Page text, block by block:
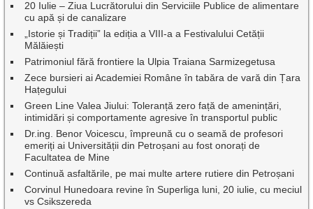
20 Iulie – Ziua Lucrătorului din Serviciile Publice de alimentare
cu apă și de canalizare
„Istorie și Tradiții” la ediția a VIII-a a Festivalului Cetății
Mălăiești
Patrimoniul fără frontiere la Ulpia Traiana Sarmizegetusa
Zece bursieri ai Academiei Române în tabăra de vară din Țara
Hațegului
Green Line Valea Jiului: Toleranță zero față de amenințări,
intimidări și comportamente agresive în transportul public
Dr.ing. Benor Voicescu, împreună cu o seamă de profesori
emeriți ai Universității din Petroșani au fost onorați de
Facultatea de Mine
Continuă asfaltările, pe mai multe artere rutiere din Petroșani
Corvinul Hunedoara revine în Superliga luni, 20 iulie, cu meciul
vs Csikszereda